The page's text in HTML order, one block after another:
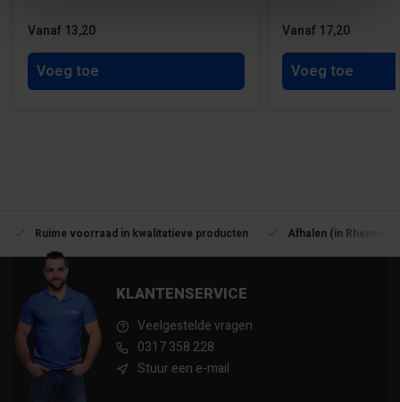
Vanaf 13,20
Voeg toe
Vanaf 17,20
Voeg toe
Ruime voorraad in kwalitatieve producten Afhalen (in Rhenen)
KLANTENSERVICE
Veelgestelde vragen
0317 358 228
Stuur een e-mail